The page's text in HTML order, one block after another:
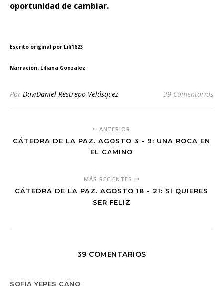
oportunidad de cambiar.
Escrito original por Lili1623
Narración: Liliana Gonzalez
Por DaviDaniel Restrepo Velásquez 39 Comentarios
ANTERIOR
CÁTEDRA DE LA PAZ. AGOSTO 3 - 9: UNA ROCA EN
EL CAMINO
MÁS RECIENTES
CÁTEDRA DE LA PAZ. AGOSTO 18 - 21: SI QUIERES
SER FELIZ
39 COMENTARIOS
SOFIA YEPES CANO